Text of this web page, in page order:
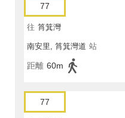
77
往 筲箕灣
南安里, 筲箕灣道 站
距離 60m
77